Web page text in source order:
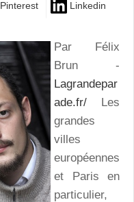
Pinterest Linkedin
Par Félix
Brun -
Lagrandepar
ade.fr/ Les
grandes
villes
européennes
et Paris en
particulier,